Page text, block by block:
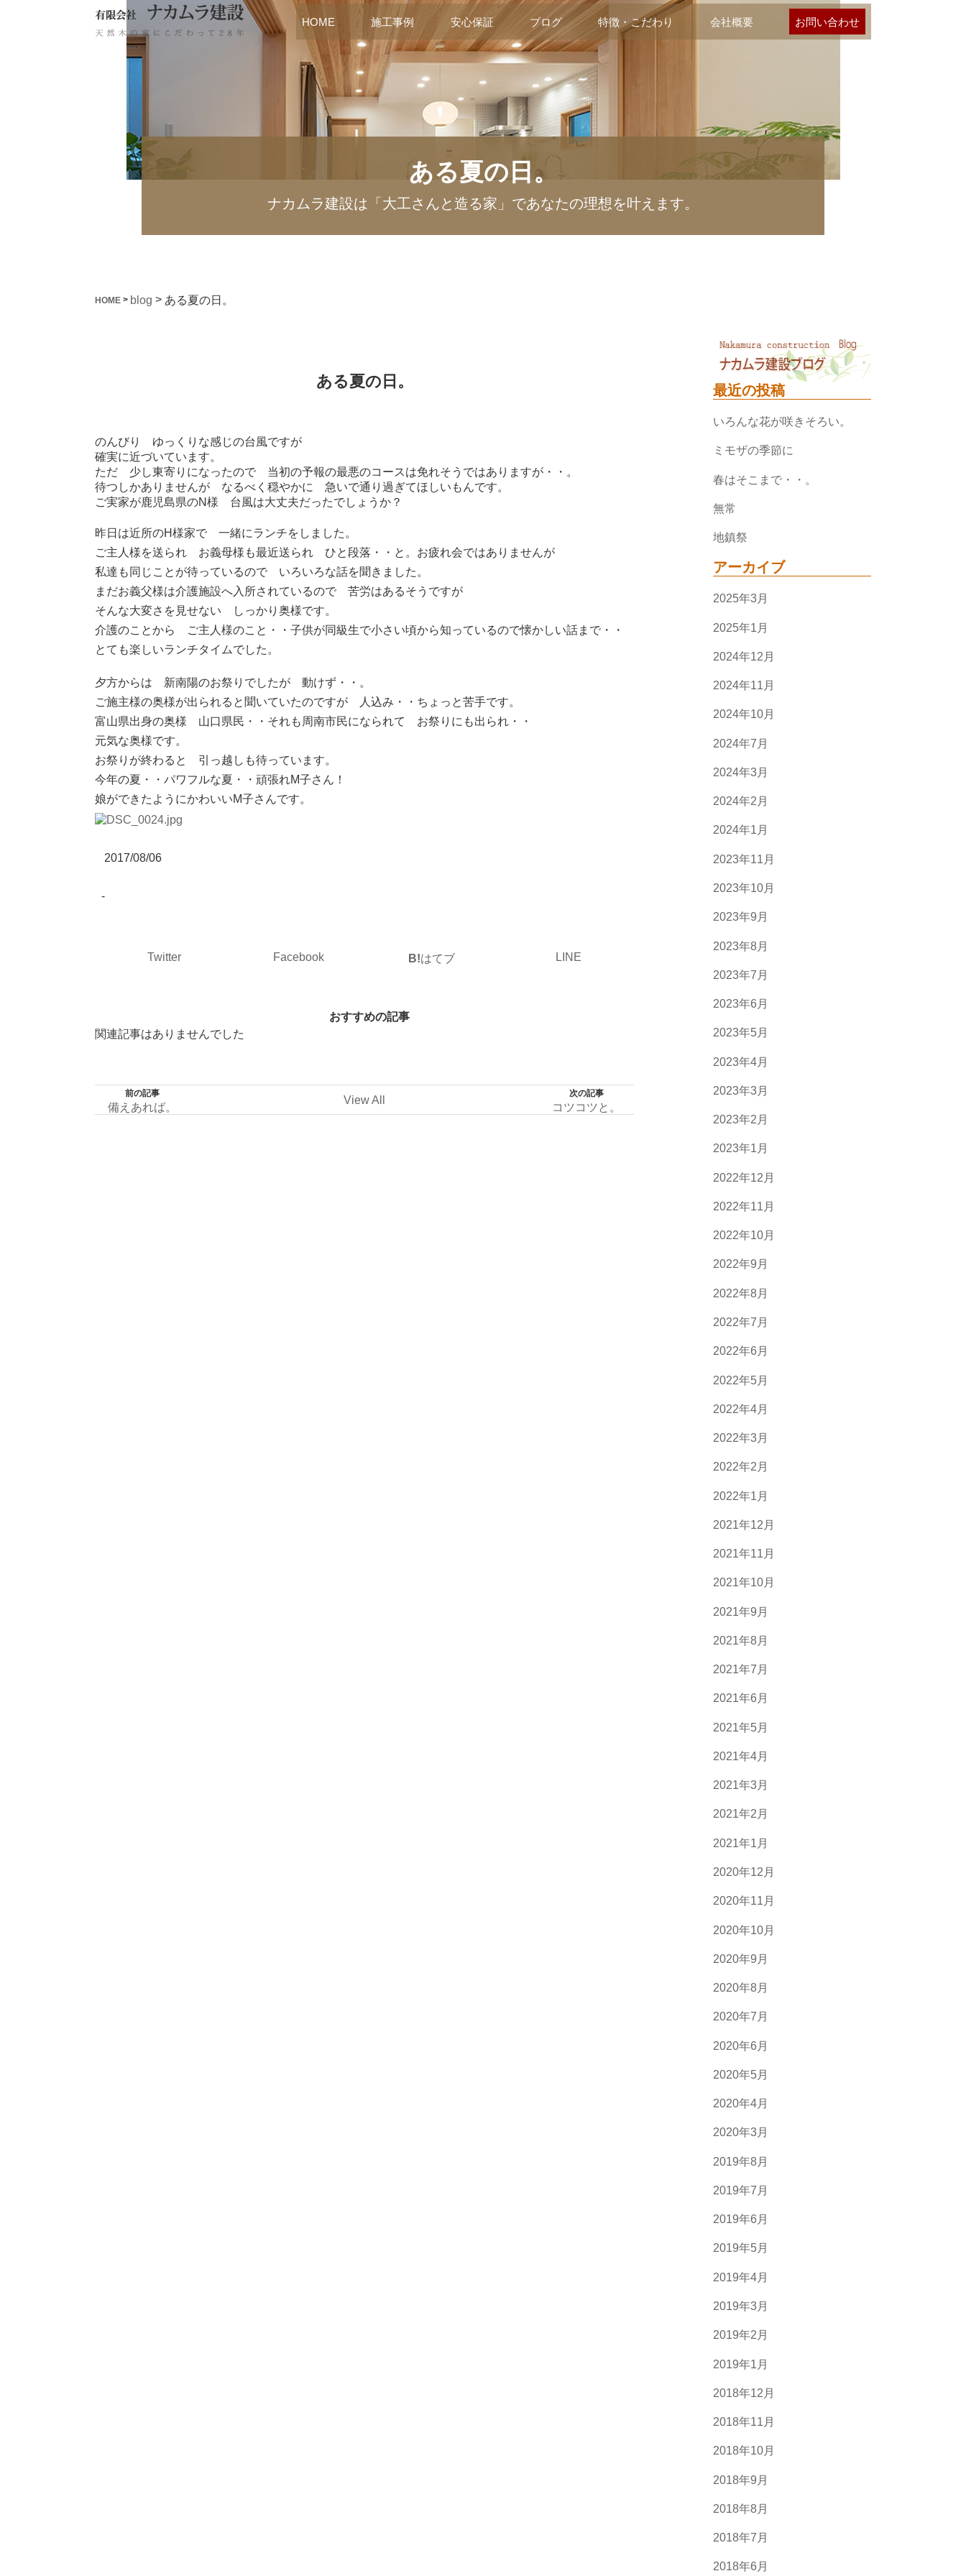
HOME 施工事例 安心保証 ブログ 特徴・こだわり 会社概要 お問い合わせ
ある夏の日。
ナカムラ建設は「大工さんと造る家」であなたの理想を叶えます。
HOME > blog > ある夏の日。
ある夏の日。
のんびり ゆっくりな感じの台風ですが
確実に近づいています。
ただ 少し東寄りになったので 当初の予報の最悪のコースは免れそうではありますが・・。
待つしかありませんが なるべく穏やかに 急いで通り過ぎてほしいもんです。
ご実家が鹿児島県のN様 台風は大丈夫だったでしょうか？
昨日は近所のH様家で 一緒にランチをしました。
ご主人様を送られ お義母様も最近送られ ひと段落・・と。お疲れ会ではありませんが
私達も同じことが待っているので いろいろな話を聞きました。
まだお義父様は介護施設へ入所されているので 苦労はあるそうですが
そんな大変さを見せない しっかり奥様です。
介護のことから ご主人様のこと・・子供が同級生で小さい頃から知っているので懐かしい話まで・・
とても楽しいランチタイムでした。
夕方からは 新南陽のお祭りでしたが 動けず・・。
ご施主様の奥様が出られると聞いていたのですが 人込み・・ちょっと苦手です。
富山県出身の奥様 山口県民・・それも周南市民になられて お祭りにも出られ・・
元気な奥様です。
お祭りが終わると 引っ越しも待っています。
今年の夏・・パワフルな夏・・頑張れM子さん！
娘ができたようにかわいいM子さんです。
2017/08/06
-
Twitter Facebook B!はてブ LINE
おすすめの記事
関連記事はありませんでした
前の記事
備えあれば。
View All
次の記事
コツコツと。
最近の投稿
いろんな花が咲きそろい。
ミモザの季節に
春はそこまで・・。
無常
地鎮祭
アーカイブ
2025年3月
2025年1月
2024年12月
2024年11月
2024年10月
2024年7月
2024年3月
2024年2月
2024年1月
2023年11月
2023年10月
2023年9月
2023年8月
2023年7月
2023年6月
2023年5月
2023年4月
2023年3月
2023年2月
2023年1月
2022年12月
2022年11月
2022年10月
2022年9月
2022年8月
2022年7月
2022年6月
2022年5月
2022年4月
2022年3月
2022年2月
2022年1月
2021年12月
2021年11月
2021年10月
2021年9月
2021年8月
2021年7月
2021年6月
2021年5月
2021年4月
2021年3月
2021年2月
2021年1月
2020年12月
2020年11月
2020年10月
2020年9月
2020年8月
2020年7月
2020年6月
2020年5月
2020年4月
2020年3月
2019年8月
2019年7月
2019年6月
2019年5月
2019年4月
2019年3月
2019年2月
2019年1月
2018年12月
2018年11月
2018年10月
2018年9月
2018年8月
2018年7月
2018年6月